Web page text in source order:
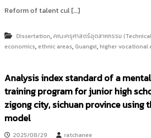
Reform of talent cul […]
Dissertation,คณะครุศาสตร์อุตสาหกรรม
economics, ethnic areas, Guangxi,higher vocational
Analysis index standard of a
training program for junior high
zigong city, sichuan province using
model
2025/08/29 ratchanee